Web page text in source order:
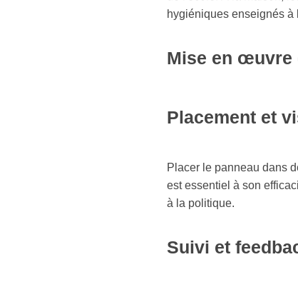
hygiéniques enseignés à
Mise en œuvre
Placement et
Placer le panneau dans
est essentiel à son
à la politique.
Suivi et